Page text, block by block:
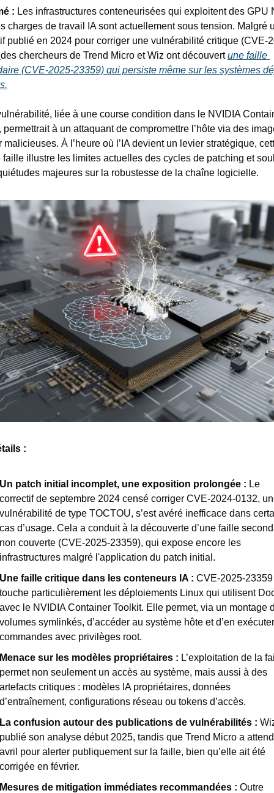
: Les infrastructures conteneurisées qui exploitent des GPU
charges de travail IA sont actuellement sous tension. Malgré
publié en 2024 pour corriger une vulnérabilité critique (CVE-
des chercheurs de Trend Micro et Wiz ont découvert une faille
(CVE-2025-23359) qui persiste même sur les systèmes
liée à une course condition dans le NVIDIA
permettrait à un attaquant de compromettre l’hôte via des
malicieuses. À l’heure où l’IA devient un levier stratégique,
faille illustre les limites actuelles des cycles de patching et
majeures sur la robustesse de la chaîne logicielle.
:
Un patch initial incomplet, une exposition prolongée : Le
correctif de septembre 2024 censé corriger CVE-2024-0132,
vulnérabilité de type TOCTOU, s’est avéré inefficace dans
cas d’usage. Cela a conduit à la découverte d’une faille
non couverte (CVE-2025-23359), qui expose encore les
infrastructures malgré l'application du patch initial.
Une faille critique dans les conteneurs IA : CVE-2025-23359
touche particulièrement les déploiements Linux qui utilisent
avec le NVIDIA Container Toolkit. Elle permet, via un montage
volumes symlinkés, d’accéder au système hôte et d’en
commandes avec privilèges root.
Menace sur les modèles propriétaires : L’exploitation de la
permet non seulement un accès au système, mais aussi à des
artefacts critiques : modèles IA propriétaires, données
d’entraînement, configurations réseau ou tokens d’accès.
La confusion autour des publications de vulnérabilités :
publié son analyse début 2025, tandis que Trend Micro a
avril pour alerter publiquement sur la faille, bien qu’elle ait été
corrigée en février.
Mesures de mitigation immédiates recommandées : Outre